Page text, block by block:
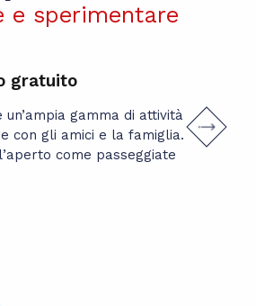
e sperimentare
gratuito
un’ampia gamma di attività
con gli amici e la famiglia.
come passeggiate